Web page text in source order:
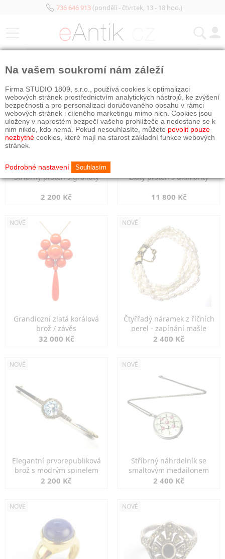
736 646 913(pondělí - čtvrtek, 13 - 18 hod.)
Stříbrný prsten s granáty
2 200 Kč
Zlatý prsten s diamanty
11 800 Kč
NOVÉ
Grandiozní zlatá korálová
brož / závěs
32 000 Kč
NOVÉ
Čtyřřadý náramek z říčních
perel - zapínání mašle
2 400 Kč
NOVÉ
Elegantní prvorepubliková
brož s modrým spinelem
2 200 Kč
NOVÉ
Stříbrný náhrdelník se
smaltovým medailonem
2 400 Kč
NOVÉ NOVÉ
Na vašem soukromí nám záleží
Firma STUDIO 1809, s.r.o., používá cookies k optimalizaci
webových stránek prostřednictvím analytických nástrojů, ke zvýšení
bezpečnosti a pro personalizaci doručovaného obsahu v rámci
webových stránek i cíleného marketingu mimo nich. Cookies jsou
uloženy v naprostém bezpečí vašeho prohlížeče a nedostane se k
nim nikdo, kdo nemá. Pokud nesouhlasíte, můžete povolit pouze
nezbytné cookies, které mají na starost základní funkce webových
stránek.
Podrobné nastavení Souhlasím